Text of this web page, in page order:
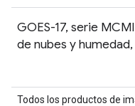
GOES-17, serie
de nubes y
Todos los productos de